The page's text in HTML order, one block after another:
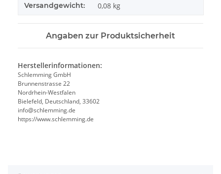
Versandgewicht: 0,08 kg
Angaben zur Produktsicherheit
Herstellerinformationen:
Schlemming GmbH
Brunnenstrasse 22
Nordrhein-Westfalen
Bielefeld, Deutschland, 33602
info@schlemming.de
https://www.schlemming.de